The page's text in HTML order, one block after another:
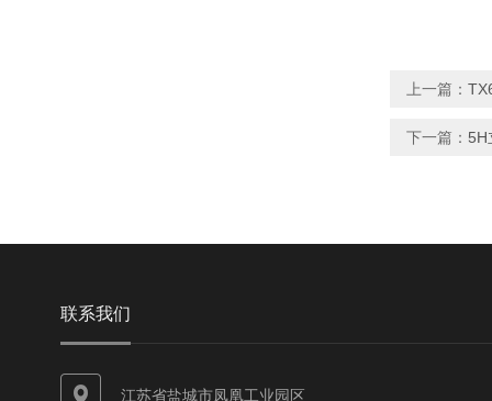
上一篇：
下一篇： 5H
联系我们
江苏省盐城市凤凰工业园区